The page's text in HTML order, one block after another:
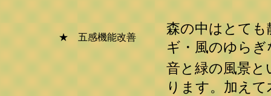
★ 五感機能改善
森の中はとて
ギ・風のゆら
音と緑の風景
ります。加え